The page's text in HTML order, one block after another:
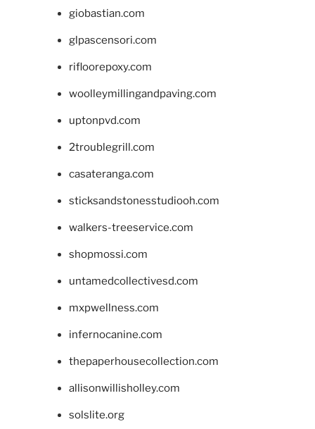
giobastian.com
glpascensori.com
rifloorepoxy.com
woolleymillingandpaving.com
uptonpvd.com
2troublegrill.com
casateranga.com
sticksandstonesstudiooh.com
walkers-treeservice.com
shopmossi.com
untamedcollectivesd.com
mxpwellness.com
infernocanine.com
thepaperhousecollection.com
allisonwillisholley.com
solslite.org